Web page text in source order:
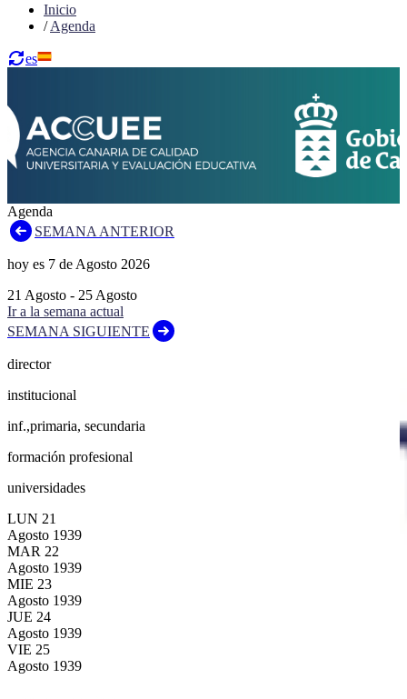
Inicio
/Agenda
es
Agenda
SEMANA ANTERIOR
hoy es 7 de Agosto 2026
21 Agosto - 25 Agosto
Ir a la semana actual
SEMANA SIGUIENTE
director
institucional
inf.,primaria, secundaria
formación profesional
universidades
LUN 21
Agosto 1939
MAR 22
Agosto 1939
MIE 23
Agosto 1939
JUE 24
Agosto 1939
VIE 25
Agosto 1939